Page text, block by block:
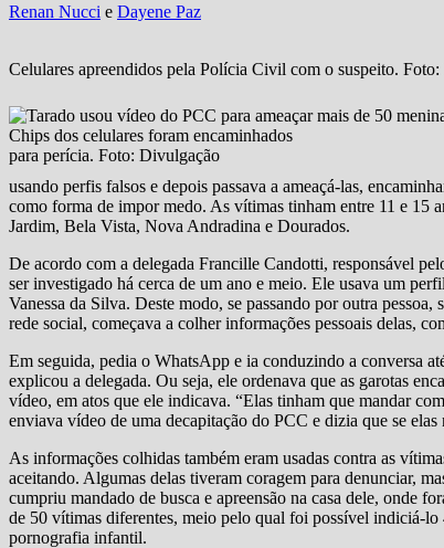
Renan Nucci e Dayene Paz
Celulares apreendidos pela Polícia Civil com o suspeito.
Chips dos celulares foram encaminhados
para perícia. Foto: Divulgação
usando perfis falsos e depois passava a ameaçá-las,
como forma de impor medo. As vítimas tinham entre 11 e 15
Jardim, Bela Vista, Nova Andradina e Dourados.
De acordo com a delegada Francille Candotti, responsável
ser investigado há cerca de um ano e meio. Ele usava um
Vanessa da Silva. Deste modo, se passando por outra
rede social, começava a colher informações pessoais delas,
Em seguida, pedia o WhatsApp e ia conduzindo a conversa
explicou a delegada. Ou seja, ele ordenava que as garotas
vídeo, em atos que ele indicava. “Elas tinham que mandar
enviava vídeo de uma decapitação do PCC e dizia que se
As informações colhidas também eram usadas contra as
aceitando. Algumas delas tiveram coragem para denunciar,
cumpriu mandado de busca e apreensão na casa dele, onde
de 50 vítimas diferentes, meio pelo qual foi possível indiciá-
pornografia infantil.